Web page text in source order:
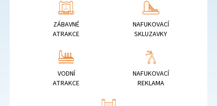
ZÁBAVNÉ
ATRAKCE
NAFUKOVACÍ
SKLUZAVKY
VODNÍ
ATRAKCE
NAFUKOVACÍ
REKLAMA